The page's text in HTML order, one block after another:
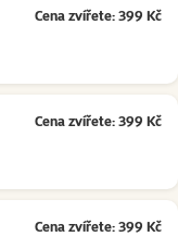
Cena zvířete: 399 Kč
Cena zvířete: 399 Kč
Cena zvířete: 399 Kč